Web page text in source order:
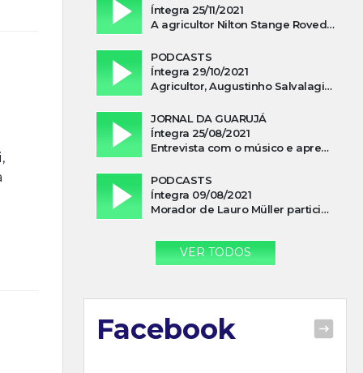
Íntegra 25/11/2021
A agricultor Nilton Stange Roveda, afirma ter recebido ajuda espiritual durante acidente
PODCASTS
Íntegra 29/10/2021
Agricultor, Augustinho Salvalagio, relata sobre aparição do Cavaleiro Negro no Rio das Furnas
JORNAL DA GUARUJÁ
Íntegra 25/08/2021
Entrevista com o músico e apresentador, Lismael Ferrareis, no Cidade e Campo
PODCASTS
Íntegra 09/08/2021
Morador de Lauro Müller participa de motociata em apoio a Bolsonaro
VER TODOS
Facebook